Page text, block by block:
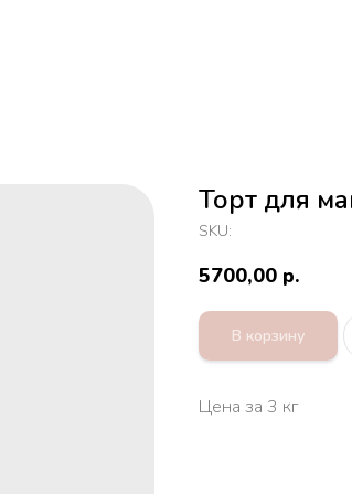
Торт для
SKU:
5700,00 р.
В корзину
Цена за 3 кг